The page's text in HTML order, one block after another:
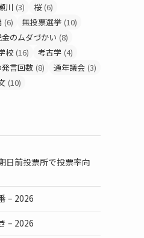
川 (3) 桜 (6)
(6) 無投票選挙 (10)
のムダづかい (8)
校 (16) 考古学 (4)
言回数 (8) 通年議会 (3)
(10)
日前投票所で投票率向
– 2026
– 2026